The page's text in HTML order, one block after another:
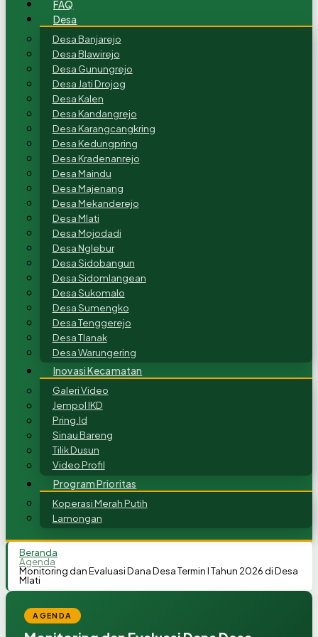
FAQ
Desa
Desa Banjarejo
Desa Blawirejo
Desa Gunungrejo
Desa Jati Drojog
Desa Kalen
Desa Kandangrejo
Desa Karangcangkring
Desa Kedungpring
Desa Kradenanrejo
Desa Maindu
Desa Majenang
Desa Mekanderejo
Desa Mlati
Desa Mojodadi
Desa Nglebur
Desa Sidobangun
Desa Sidomlangean
Desa Sukomalo
Desa Sumengko
Desa Tenggerejo
Desa Tlanak
Desa Warungering
Inovasi Kecamatan
Galeri Video
Jempol IKD
Pring.Id
Sinau Bareng
Tilik Dusun
Video Profil
Program Prioritas
Koperasi Merah Putih
Lamongan
Beranda
Agenda
Monitoring dan Evaluasi Dana Desa Termin I Tahun 2026 di Desa
Mlati
AGENDA